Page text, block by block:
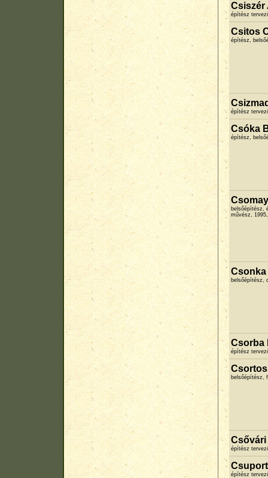
Csiszér
építész
Csitos
építész,
építész
Csóka
építész,
belsőépítész,
művész,
Csonka
belsőépítész,
Csorba
építész
belsőépítész,
építész
építész